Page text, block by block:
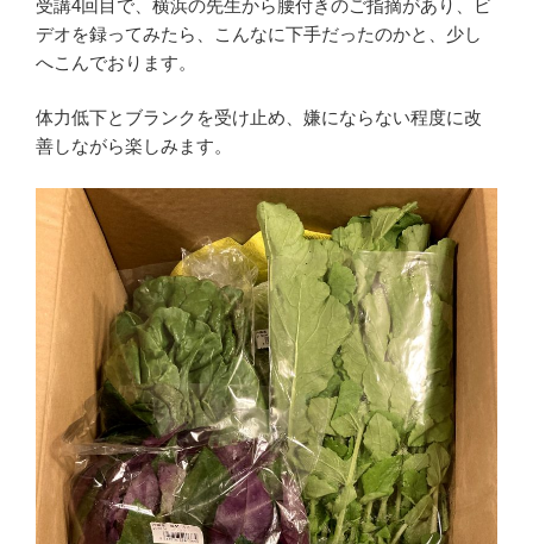
受講4回目で、横浜の先生から腰付きのご指摘があり、ビ
デオを録ってみたら、こんなに下手だったのかと、少し
へこんでおります。
体力低下とブランクを受け止め、嫌にならない程度に改
善しながら楽しみます。